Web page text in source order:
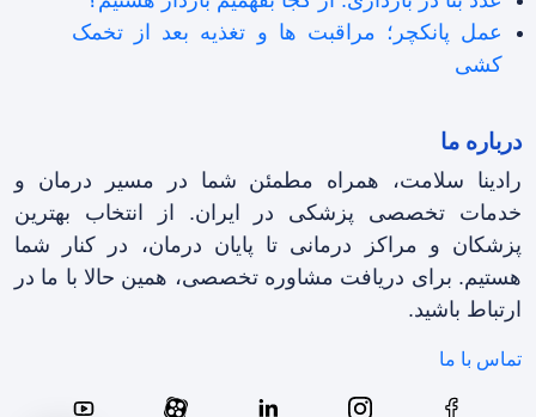
عمل پانکچر؛ مراقبت ها و تغذیه بعد از تخمک
کشی
درباره ما
رادینا سلامت، همراه مطمئن شما در مسیر درمان و
خدمات تخصصی پزشکی در ایران. از انتخاب بهترین
پزشکان و مراکز درمانی تا پایان درمان، در کنار شما
هستیم. برای دریافت مشاوره تخصصی، همین حالا با ما در
ارتباط باشید.
تماس با ما